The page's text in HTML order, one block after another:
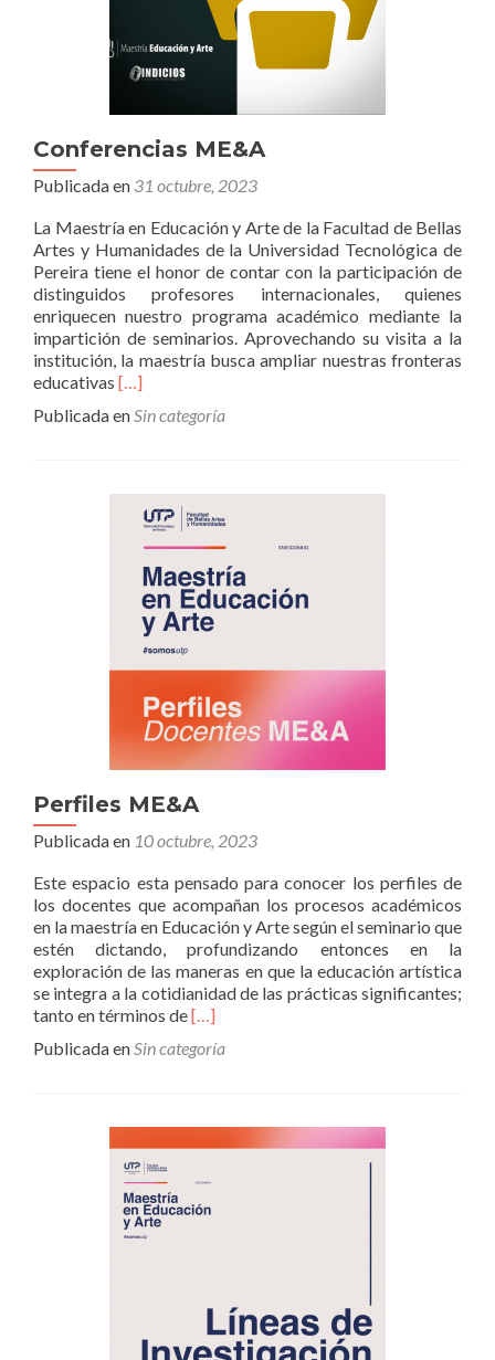
Conferencias ME&A
Publicada en 31 octubre, 2023
La Maestría en Educación y Arte de la Facultad de Bellas
Artes y Humanidades de la Universidad Tecnológica de
Pereira tiene el honor de contar con la participación de
distinguidos profesores internacionales, quienes
enriquecen nuestro programa académico mediante la
impartición de seminarios. Aprovechando su visita a la
institución, la maestría busca ampliar nuestras fronteras
educativas Leer
ME&A
[…]
Publicada enSin categoría
Perfiles ME&A
Publicada en 10 octubre, 2023
Este espacio esta pensado para conocer los perfiles de
los docentes que acompañan los procesos académicos
en la maestría en Educación y Arte según el seminario que
estén dictando, profundizando entonces en la
exploración de las maneras en que la educación artística
se integra a la cotidianidad de las prácticas significantes;
tanto en términos deLeer
ME&A
[…]
Publicada enSin categoría